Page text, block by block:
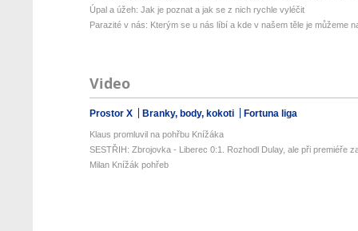
Úpal a úžeh: Jak je poznat a jak se z nich rychle vyléčit
Parazité v nás: Kterým se u nás líbí a kde v našem těle je můžeme
Video
Prostor X Branky, body, kokoti Fortuna liga
Klaus promluvil na pohřbu Knížáka
SESTŘIH: Zbrojovka - Liberec 0:1. Rozhodl Dulay, ale při premiéře
Milan Knížák pohřeb